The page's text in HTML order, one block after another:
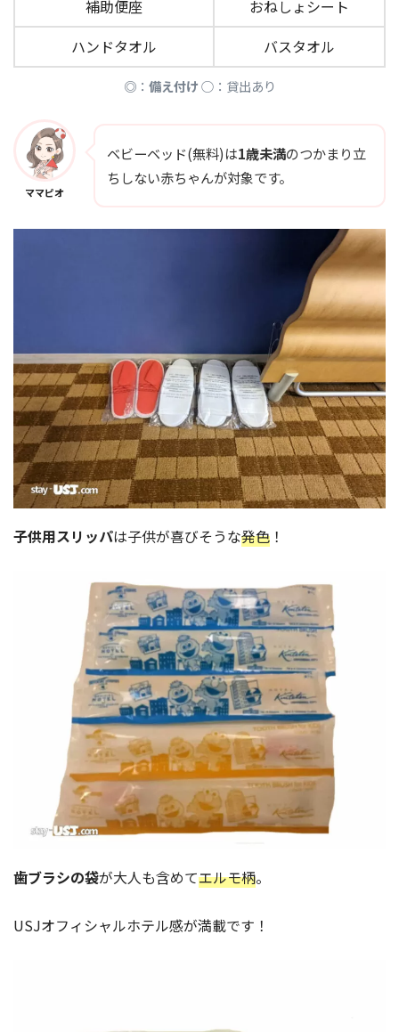
補助便座
おねしょシート
ハンドタオル
バスタオル
◎： 備え付け○：貸出あり
ママピオ
ベビーベッド(無料)は1歳未満のつかまり立
ちしない赤ちゃんが対象です。
子供用スリッパは子供が喜びそうな発色 ！
歯ブラシの袋が大人も含めてエルモ柄。
USJオフィシャルホテル感が満載です！